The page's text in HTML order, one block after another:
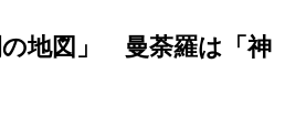
の地図」 曼荼羅は「神